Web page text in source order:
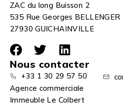
ZAC du long Buisson 2
535 Rue Georges BELLENGER
27930 GUICHAINVILLE
Nous contacter
+33 1 30 29 57 50
Agence commerciale
Immeuble Le Colbert